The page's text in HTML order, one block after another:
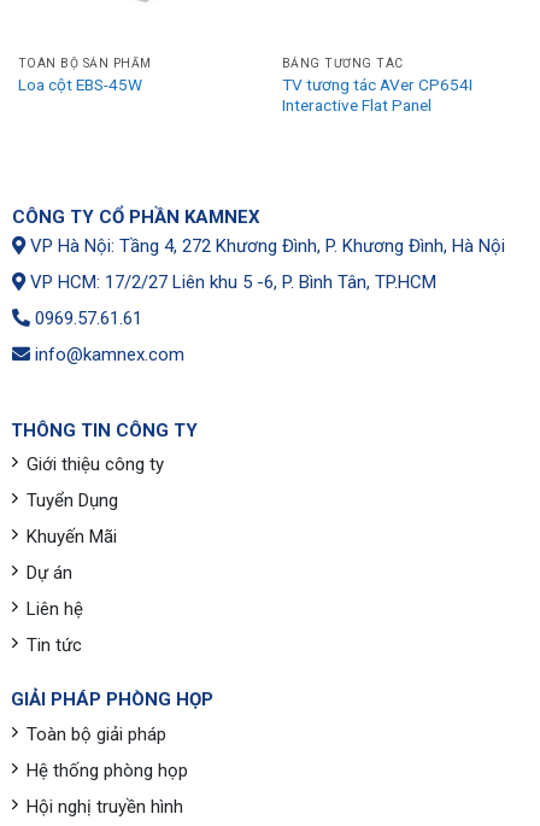
TOÀN BỘ SẢN PHẨM
Loa cột EBS-45W
BẢNG TƯƠNG TÁC
TV tương tác AVer CP654I
Interactive Flat Panel
CÔNG TY CỔ PHẦN KAMNEX
VP Hà Nội: Tầng 4, 272 Khương Đình, P. Khương Đình, Hà Nội
VP HCM: 17/2/27 Liên khu 5 -6, P. Bình Tân, TP.HCM
0969.57.61.61
info@kamnex.com
THÔNG TIN CÔNG TY
Giới thiệu công ty
Tuyển Dụng
Khuyến Mãi
Dự án
Liên hệ
Tin tức
GIẢI PHÁP PHÒNG HỌP
Toàn bộ giải pháp
Hệ thống phòng họp
Hội nghị truyền hình